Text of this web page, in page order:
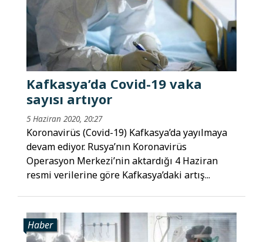
Kafkasya’da Covid-19 vaka
sayısı artıyor
5 Haziran 2020, 20:27
Koronavirüs (Covid-19) Kafkasya’da yayılmaya
devam ediyor. Rusya’nın Koronavirüs
Operasyon Merkezi’nin aktardığı 4 Haziran
resmi verilerine göre Kafkasya’daki artış...
Haber